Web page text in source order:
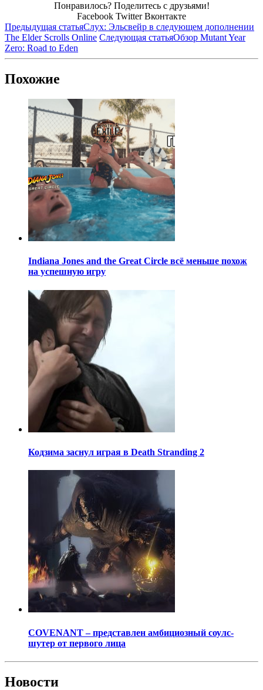
Понравилось? Поделитесь с друзьями!
Facebook Twitter Вконтакте
Предыдущая статьяСлух: Эльсвейр в следующем дополнении
The Elder Scrolls Online Следующая статьяОбзор Mutant Year
Zero: Road to Eden
Похожие
Indiana Jones and the Great Circle всё меньше похож
на успешную игру
Кодзима заснул играя в Death Stranding 2
COVENANT – представлен амбициозный соулс-
шутер от первого лица
Новости